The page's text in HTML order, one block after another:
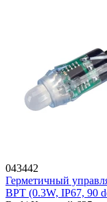
043442
Герметичный
BPT (0.3W, IP67, 90